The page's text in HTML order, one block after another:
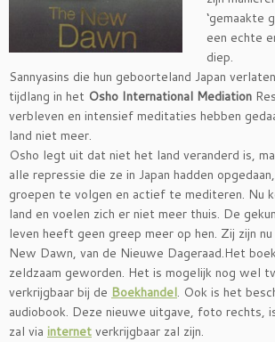
‘gemaakte
een echte
diep.
Sannyasins die hun geboorteland Japan
tijdlang in het Osho International Mediation
verbleven en intensief meditaties hebben
land niet meer.
Osho legt uit dat niet het land veranderd is,
alle repressie die ze in Japan hadden
groepen te volgen en actief te mediteren. Nu
land en voelen zich er niet meer thuis. De
leven heeft geen greep meer op hen. Zij zijn
New Dawn, van de Nieuwe Dageraad.Het
zeldzaam geworden. Het is mogelijk nog wel
verkrijgbaar bij de Boekhandel. Ook is het
audiobook. Deze nieuwe uitgave, foto rechts,
zal via internet verkrijgbaar zal zijn.